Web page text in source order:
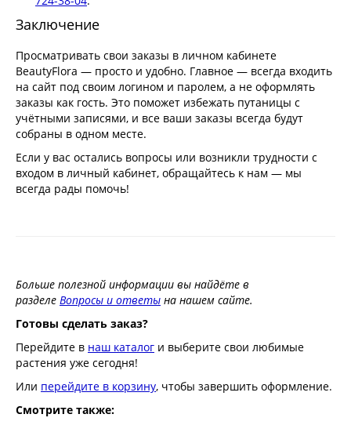
Заключение
Просматривать свои заказы в личном кабинете
BeautyFlora — просто и удобно. Главное — всегда входить
на сайт под своим логином и паролем, а не оформлять
заказы как гость. Это поможет избежать путаницы с
учётными записями, и все ваши заказы всегда будут
собраны в одном месте.
Если у вас остались вопросы или возникли трудности с
входом в личный кабинет, обращайтесь к нам — мы
всегда рады помочь!
Больше полезной информации вы найдёте в
разделе Вопросы и ответы на нашем сайте.
Готовы сделать заказ?
Перейдите в наш каталог и выберите свои любимые
растения уже сегодня!
Или перейдите в корзину, чтобы завершить оформление.
Смотрите также: